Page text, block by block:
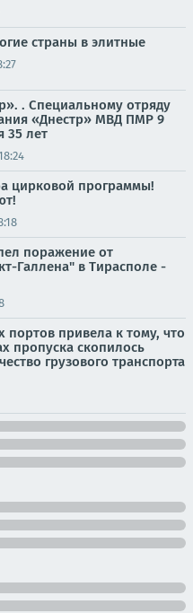
страны в элитные
. Специальному отряду
«Днестр» МВД ПМР 9
35 лет
цирковой программы!
поражение от
Галлена" в Тирасполе -
портов привела к тому, что
пропуска скопилось
грузового транспорта